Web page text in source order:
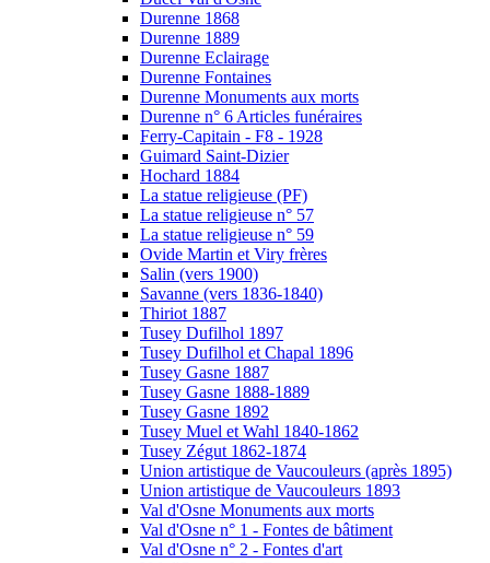
Durenne 1868
Durenne 1889
Durenne Eclairage
Durenne Fontaines
Durenne Monuments aux morts
Durenne n° 6 Articles funéraires
Ferry-Capitain - F8 - 1928
Guimard Saint-Dizier
Hochard 1884
La statue religieuse (PF)
La statue religieuse n° 57
La statue religieuse n° 59
Ovide Martin et Viry frères
Salin (vers 1900)
Savanne (vers 1836-1840)
Thiriot 1887
Tusey Dufilhol 1897
Tusey Dufilhol et Chapal 1896
Tusey Gasne 1887
Tusey Gasne 1888-1889
Tusey Gasne 1892
Tusey Muel et Wahl 1840-1862
Tusey Zégut 1862-1874
Union artistique de Vaucouleurs (après 1895)
Union artistique de Vaucouleurs 1893
Val d'Osne Monuments aux morts
Val d'Osne n° 1 - Fontes de bâtiment
Val d'Osne n° 2 - Fontes d'art